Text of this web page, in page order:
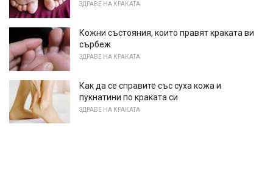
ЗДРАВЕ НА КРАКАТА
Кожни състояния, които правят краката ви
сърбеж
ЗДРАВЕ НА КРАКАТА
Как да се справите със суха кожа и
пукнатини по краката си
ЗДРАВЕ НА КРАКАТА